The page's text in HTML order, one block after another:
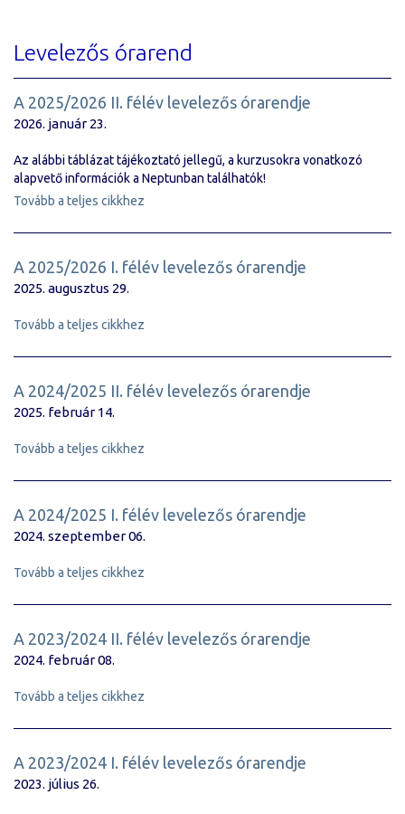
Levelezős órarend
A 2025/2026 II. félév levelezős órarendje
2026. január 23.
Az alábbi táblázat tájékoztató jellegű, a kurzusokra vonatkozó
alapvető információk a Neptunban találhatók!
Tovább a teljes cikkhez
A 2025/2026 I. félév levelezős órarendje
2025. augusztus 29.
Tovább a teljes cikkhez
A 2024/2025 II. félév levelezős órarendje
2025. február 14.
Tovább a teljes cikkhez
A 2024/2025 I. félév levelezős órarendje
2024. szeptember 06.
Tovább a teljes cikkhez
A 2023/2024 II. félév levelezős órarendje
2024. február 08.
Tovább a teljes cikkhez
A 2023/2024 I. félév levelezős órarendje
2023. július 26.